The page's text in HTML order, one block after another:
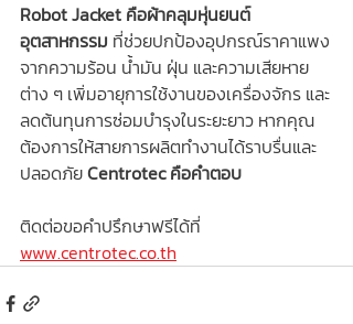
Robot Jacket คือผ้าคลุมหุ่นยนต์
อุตสาหกรรม ที่ช่วยปกป้องอุปกรณ์ราคาแพง
จากความร้อน น้ำมัน ฝุ่น และความเสียหาย
ต่าง ๆ เพิ่มอายุการใช้งานของเครื่องจักร และ
ลดต้นทุนการซ่อมบำรุงในระยะยาว หากคุณ
ต้องการให้สายการผลิตทำงานได้ราบรื่นและ
ปลอดภัย Centrotec คือคำตอบ
ติดต่อขอคำปรึกษาฟรีได้ที่
www.centrotec.co.th